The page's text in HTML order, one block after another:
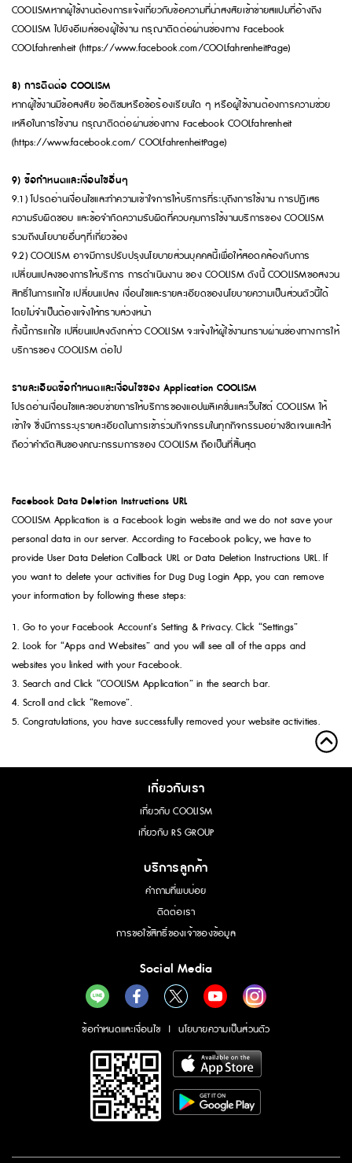
COOLISMหากผู้ใช้งานต้องการแจ้งเกี่ยวกับข้อความที่น่าสงสัยเข้าข่ายสแปมที่อ้างถึง
COOLISM ไปยังอีเมล์ของผู้ใช้งาน กรุณาติดต่อผ่านช่องทาง Facebook
COOLfahrenheit (https://www.facebook.com/COOLfahrenheitPage)
8) การติดต่อ COOLISM
หากผู้ใช้งานมีข้อสงสัย ข้อติชมหรือข้อร้องเรียนใด ๆ หรือผู้ใช้งานต้องการความช่วย
เหลือในการใช้งาน กรุณาติดต่อผ่านช่องทาง Facebook COOLfahrenheit
(https://www.facebook.com/ COOLfahrenheitPage)
9) ข้อกำหนดและเงื่อนไขอื่นๆ
9.1) โปรดอ่านเงื่อนไขและทำความเข้าใจการให้บริการที่ระบุถึงการใช้งาน การปฏิเสธ
ความรับผิดชอบ และข้อจำกัดความรับผิดที่ควบคุมการใช้งานบริการของ COOLISM
รวมถึงนโยบายอื่นๆที่เกี่ยวข้อง
9.2) COOLISM อาจมีการปรับปรุงนโยบายส่วนบุคคลนี้เพื่อให้สอดคล้องกับการ
เปลี่ยนแปลงของการให้บริการ การดำเนินงาน ของ COOLISM ดังนี้ COOLISMขอสงวน
สิทธิ์ในการแก้ไข เปลี่ยนแปลง เงื่อนไขและรายละเอียดของนโยบายความเป็นส่วนตัวนี้ได้
โดยไม่จำเป็นต้องแจ้งให้ทราบล่วงหน้า
ทั้งนี้การแก้ไข เปลี่ยนแปลงดังกล่าว COOLISM จะแจ้งให้ผู้ใช้งานทราบผ่านช่องทางการให้
บริการของ COOLISM ต่อไป
รายละเอียดข้อกำหนดและเงื่อนไขของ Application COOLISM
โปรดอ่านเงื่อนไขและขอบข่ายการให้บริการของแอปพลิเคชั่นและเว็บไซต์ COOLISM ให้
เข้าใจ ซึ่งมีการระบุรายละเอียดในการเข้าร่วมกิจกรรมในทุกกิจกรรมอย่างชัดเจนและให้
ถือว่าคำตัดสินของคณะกรรมการของ COOLISM ถือเป็นที่สิ้นสุด
Facebook Data Deletion Instructions URL
COOLISM Application is a Facebook login website and we do not save your
personal data in our server. According to Facebook policy, we have to
provide User Data Deletion Callback URL or Data Deletion Instructions URL. If
you want to delete your activities for Dug Dug Login App, you can remove
your information by following these steps:
1. Go to your Facebook Account’s Setting & Privacy. Click “Settings”
2. Look for “Apps and Websites” and you will see all of the apps and
websites you linked with your Facebook.
3. Search and Click “COOLISM Application” in the search bar.
4. Scroll and click “Remove”.
5. Congratulations, you have successfully removed your website activities.
เกี่ยวกับเรา
เกี่ยวกับ COOLISM
เกี่ยวกับ RS GROUP
บริการลูกค้า
คำถามที่พบบ่อย
ติดต่อเรา
การขอใช้สิทธิ์ของเจ้าของข้อมูล
Social Media
ข้อกำหนดและเงื่อนไข | นโยบายความเป็นส่วนตัว